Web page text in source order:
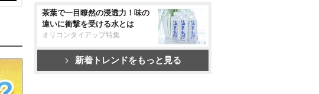
茶葉で一目瞭然の浸透力！味の
違いに衝撃を受ける水とは
オリコンタイアップ特集
新着トレンドをもっと見る